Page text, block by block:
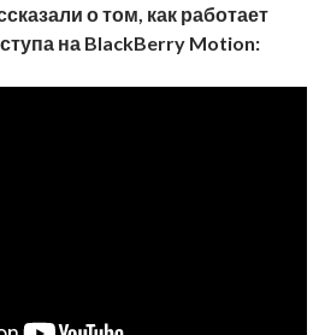
о том, как работает
на BlackBerry Motion: